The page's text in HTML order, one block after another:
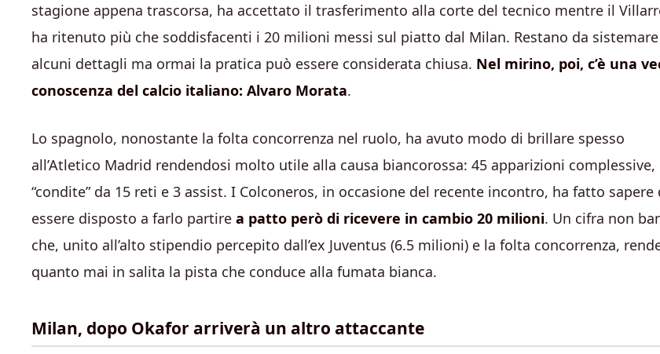
stagione appena trascorsa, ha accettato il trasferimento alla corte del tecnico mentre il
ha ritenuto più che soddisfacenti i 20 milioni messi sul piatto dal Milan. Restano da sistemare
alcuni dettagli ma ormai la pratica può essere considerata chiusa. Nel mirino, poi, c’è una
conoscenza del calcio italiano: Alvaro Morata.
Lo spagnolo, nonostante la folta concorrenza nel ruolo, ha avuto modo di brillare spesso
all’Atletico Madrid rendendosi molto utile alla causa biancorossa: 45 apparizioni complessive,
“condite” da 15 reti e 3 assist. I Colconeros, in occasione del recente incontro, ha fatto sapere
essere disposto a farlo partire a patto però di ricevere in cambio 20 milioni. Un cifra non
che, unito all’alto stipendio percepito dall’ex Juventus (6.5 milioni) e la folta concorrenza,
quanto mai in salita la pista che conduce alla fumata bianca.
Milan, dopo Okafor arriverà un altro attaccante